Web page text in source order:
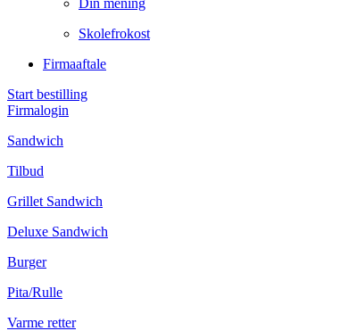
Din mening
Skolefrokost
Firmaaftale
Start bestilling
Firmalogin
Sandwich
Tilbud
Grillet Sandwich
Deluxe Sandwich
Burger
Pita/Rulle
Varme retter